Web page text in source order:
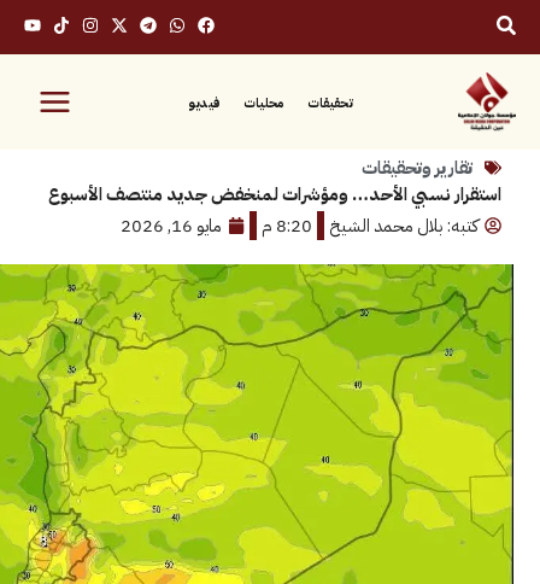
محليات فيديو
وتحقيقات
نسبي الأحد… ومؤشرات لمنخفض جديد منتصف الأسبوع
بلال محمد الشيخ
8:20 م مايو 16, 2026